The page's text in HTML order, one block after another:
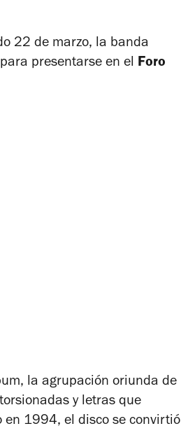
22 de marzo, la banda
presentarse en el Foro
la agrupación oriunda de
y letras que
en 1994, el disco se convirtió